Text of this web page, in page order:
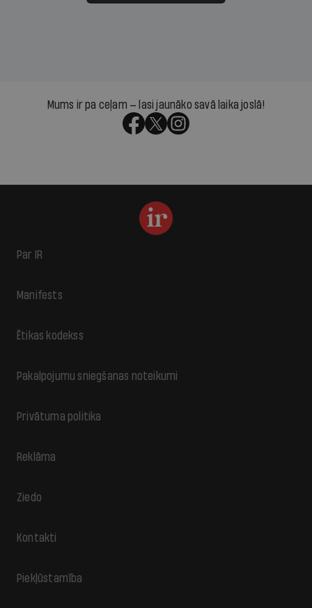
Mums ir pa ceļam — lasi jaunāko savā laika joslā!
Par IR
Manifests
Ētikas kodekss
Pakalpojumu sniegšanas noteikumi
Privātuma politika
Reklāma
Ziedo
Kontakti
Piekļūstamība